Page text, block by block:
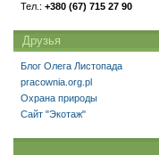
Тел.: +380 (67) 715 27 90
Друзья
Блог Олега Листопада
pracownia.org.pl
Охрана природы
Сайт "Экотаж"